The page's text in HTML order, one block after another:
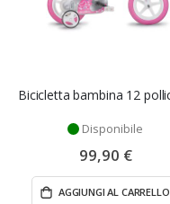
Disponibile
99,90 €
AGGIUNGI AL CARRELLO